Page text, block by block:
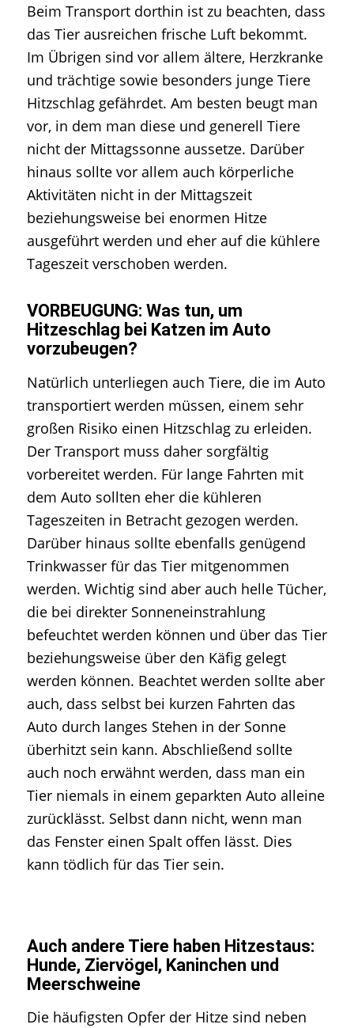
Beim Transport dorthin ist zu beachten, dass
das Tier ausreichen frische Luft bekommt.
Im Übrigen sind vor allem ältere, Herzkranke
und trächtige sowie besonders junge Tiere
Hitzschlag gefährdet. Am besten beugt man
vor, in dem man diese und generell Tiere
nicht der Mittagssonne aussetze. Darüber
hinaus sollte vor allem auch körperliche
Aktivitäten nicht in der Mittagszeit
beziehungsweise bei enormen Hitze
ausgeführt werden und eher auf die kühlere
Tageszeit verschoben werden.
VORBEUGUNG: Was tun, um
Hitzeschlag bei Katzen im Auto
vorzubeugen?
Natürlich unterliegen auch Tiere, die im Auto
transportiert werden müssen, einem sehr
großen Risiko einen Hitzschlag zu erleiden.
Der Transport muss daher sorgfältig
vorbereitet werden. Für lange Fahrten mit
dem Auto sollten eher die kühleren
Tageszeiten in Betracht gezogen werden.
Darüber hinaus sollte ebenfalls genügend
Trinkwasser für das Tier mitgenommen
werden. Wichtig sind aber auch helle Tücher,
die bei direkter Sonneneinstrahlung
befeuchtet werden können und über das Tier
beziehungsweise über den Käfig gelegt
werden können. Beachtet werden sollte aber
auch, dass selbst bei kurzen Fahrten das
Auto durch langes Stehen in der Sonne
überhitzt sein kann. Abschließend sollte
auch noch erwähnt werden, dass man ein
Tier niemals in einem geparkten Auto alleine
zurücklässt. Selbst dann nicht, wenn man
das Fenster einen Spalt offen lässt. Dies
kann tödlich für das Tier sein.
Auch andere Tiere haben Hitzestaus:
Hunde, Ziervögel, Kaninchen und
Meerschweine
Die häufigsten Opfer der Hitze sind neben